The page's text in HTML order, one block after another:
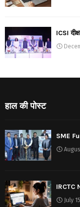
ICSI
हाल की पोस्ट
SME
IRCTC
July